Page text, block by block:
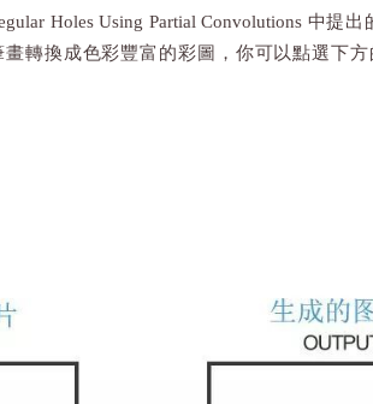
Holes Using Partial Convolutions 中提出
轉換成色彩豐富的彩圖，你可以點選下